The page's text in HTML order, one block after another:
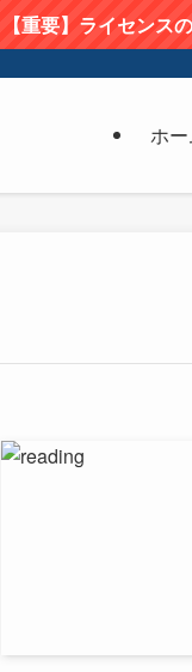
【重要】ライセンス
ホ